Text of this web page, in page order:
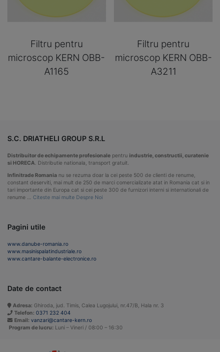
Filtru pentru
microscop KERN OBB-
A1165
Filtru pentru
microscop KERN OBB-
A3211
S.C. DRIATHELI GROUP S.R.L
Distribuitor de echipamente profesionale pentru industrie, constructii, curatenie
si HORECA. Distributie nationala, transport gratuit.
Infinitrade Romania nu se rezuma doar la cei peste 500 de clienti de renume,
constant deserviti, mai mult de 250 de marci comercializate atat in Romania cat si in
tari importante din Europa cat si cei peste 300 de furnizori interni si internationali de
renume … Citeste mai multe Despre Noi
Pagini utile
www.danube-romania.ro
www.masinispalatindustriale.ro
www.cantare-balante-electronice.ro
Date de contact
Adresa: Ghiroda, jud. Timis, Calea Lugojului, nr.47/B, Hala nr. 3
Telefon: 0371 232 404
Email: vanzari@cantare-kern.ro
Program de lucru: Luni – Vineri / 08:00 – 16:30